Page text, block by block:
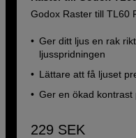
Godox Raster till TL60
Ger ditt ljus en rak
ljusspridningen
Lättare att få ljuset
Ger en ökad kontrast
229 SEK